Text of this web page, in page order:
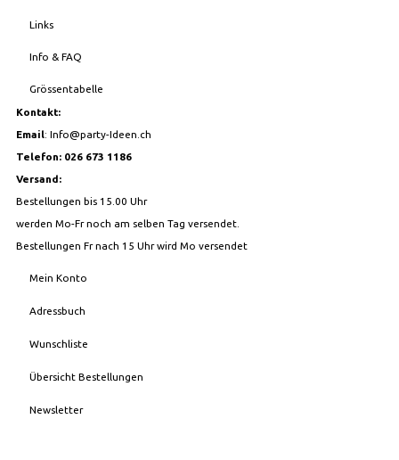
Links
Info & FAQ
Grössentabelle
Kontakt:
Email: Info@party-Ideen.ch
Telefon: 026 673 1186
Versand:
Bestellungen bis 15.00 Uhr
werden Mo-Fr noch am selben Tag versendet.
Bestellungen Fr nach 15 Uhr wird Mo versendet
Mein Konto
Adressbuch
Wunschliste
Übersicht Bestellungen
Newsletter